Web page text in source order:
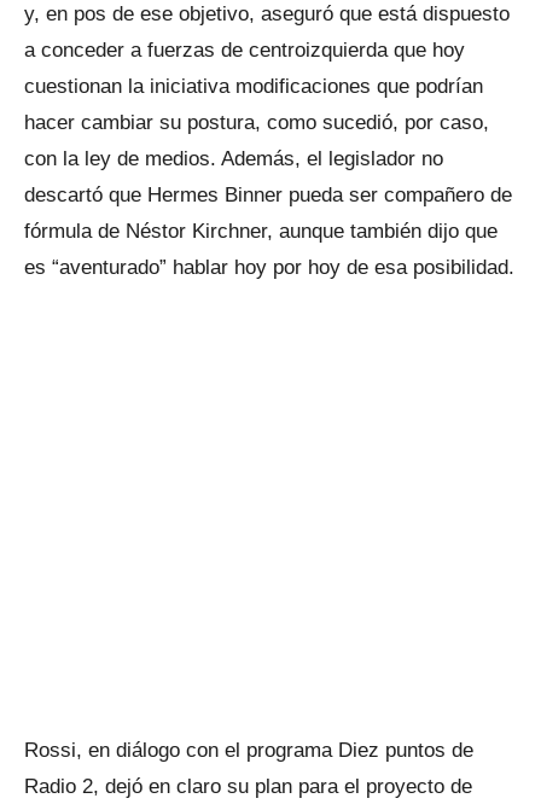
y, en pos de ese objetivo, aseguró que está dispuesto
a conceder a fuerzas de centroizquierda que hoy
cuestionan la iniciativa modificaciones que podrían
hacer cambiar su postura, como sucedió, por caso,
con la ley de medios. Además, el legislador no
descartó que Hermes Binner pueda ser compañero de
fórmula de Néstor Kirchner, aunque también dijo que
es “aventurado” hablar hoy por hoy de esa posibilidad.
Rossi, en diálogo con el programa Diez puntos de
Radio 2, dejó en claro su plan para el proyecto de